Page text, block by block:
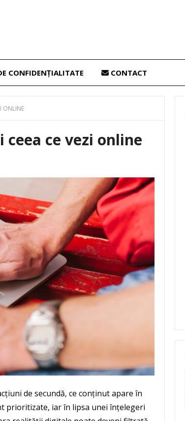
CONFIDENȚIALITATE CONTACT
ONLINE
ce vezi online
de secundă, ce conținut apare în
prioritizate, iar în lipsa unei înțelegeri